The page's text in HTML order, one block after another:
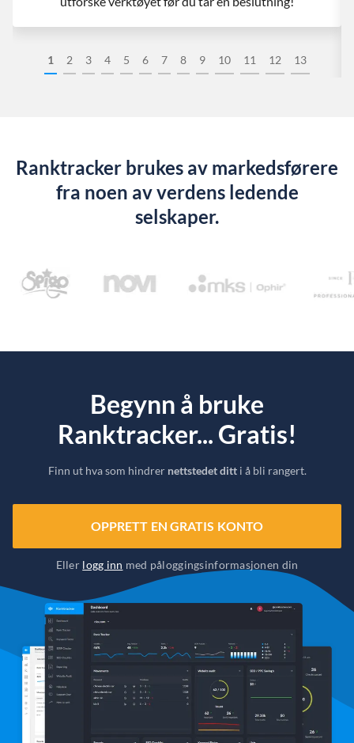
1 2 3 4 5 6 7 8 9 10 11 12 13
Ranktracker brukes av markedsførere
fra noen av verdens ledende
selskaper.
Begynn å bruke
Ranktracker... Gratis!
Finn ut hva som hindrer nettstedet ditti å bli rangert.
OPPRETT EN GRATIS KONTO
Eller logg inn med påloggingsinformasjonen din